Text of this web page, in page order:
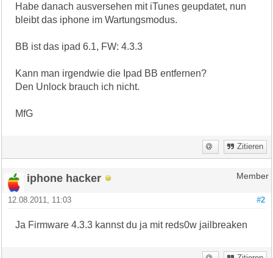
Habe danach ausversehen mit iTunes geupdatet, nun
bleibt das iphone im Wartungsmodus.
BB ist das ipad 6.1, FW: 4.3.3
Kann man irgendwie die Ipad BB entfernen?
Den Unlock brauch ich nicht.
MfG
Zitieren
iphone hacker Member
#2
12.08.2011, 11:03
Ja Firmware 4.3.3 kannst du ja mit reds0w jailbreaken